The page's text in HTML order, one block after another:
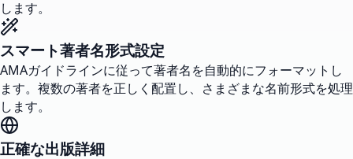
します。
スマート著者名形式設定
AMAガイドラインに従って著者名を自動的にフォーマットし
ます。複数の著者を正しく配置し、さまざまな名前形式を処理
します。
正確な出版詳細